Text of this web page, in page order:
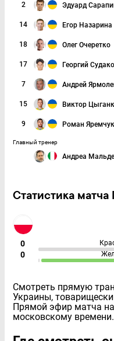
2 Эдуард
14 Егор Назарина
18 Олег Очеретко
17 Георгий
7 Андрей
15 Виктор
9 Роман Яремчук
Главный тренер
Андреа
Статистика
0
0
Смотреть прямую
Украины,
Прямой эфир матча
московскому времени.